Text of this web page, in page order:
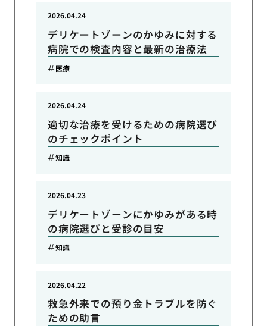
デリケートゾーンのかゆみに対する
病院での検査内容と最新の治療法
2026.04.24
医療
適切な治療を受けるための病院選び
のチェックポイント
2026.04.24
知識
デリケートゾーンにかゆみがある時
の病院選びと受診の目安
2026.04.23
知識
救急外来での預り金トラブルを防ぐ
ための助言
2026.04.22